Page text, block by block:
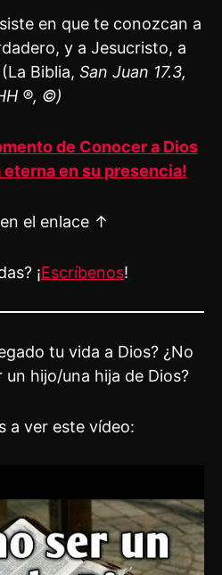
en que te conozcan a
y a Jesucristo, a
Biblia, San Juan 17.3,
®, ©)
de Conocer a Dios
en su presencia!
el enlace ↑
¡Escríbenos!
tu vida a Dios? ¿No
un hijo/una hija de Dios?
a ver este vídeo: